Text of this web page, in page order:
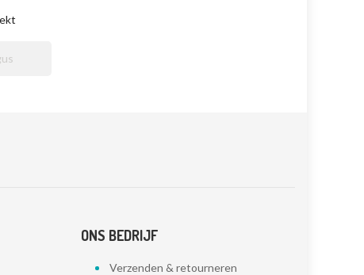
ONS BEDRIJF
Verzenden & retourneren